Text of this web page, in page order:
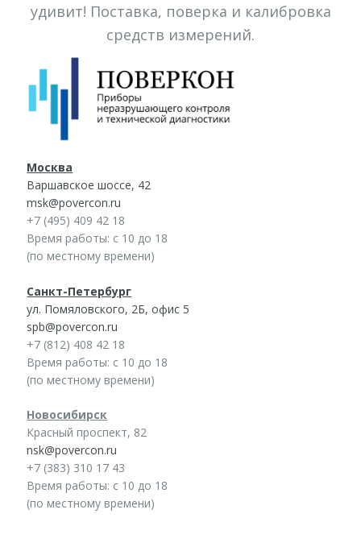
удивит! Поставка, поверка и калибровка
средств измерений.
Москва
Варшавское шоссе, 42
msk@povercon.ru
+7 (495) 409 42 18
Время работы: с 10 до 18
(по местному времени)
Санкт-Петербург
ул. Помяловского, 2Б, офис 5
spb@povercon.ru
+7 (812) 408 42 18
Время работы: с 10 до 18
(по местному времени)
Новосибирск
Красный проспект, 82
nsk@povercon.ru
+7 (383) 310 17 43
Время работы: с 10 до 18
(по местному времени)